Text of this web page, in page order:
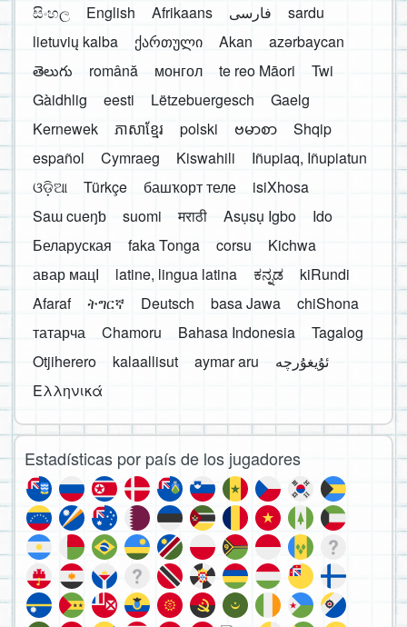
සිංහල
English Afrikaans فارسی
sardu
lietuvių kalba
ქართული Akan
azərbaycan
తెలుగు
română монгол te reo Māori
Twi
Gàidhlig
eesti Lëtzebuergesch
Gaelg
Kernewek
ភាសាខ្មែរ polski ဗမာစာ
Shqip
español
Cymraeg Kiswahili
Iñupiaq, Iñupiatun
ଓଡ଼ିଆ
Türkçe башҡорт теле
isiXhosa
Saɯ cueŋƅ
suomi मराठी Asụsụ Igbo
Ido
Беларуская
faka Tonga corsu
Kichwa
авар мацӀ
latine, lingua latina ಕನ್ನಡ
kiRundi
Afaraf
ትግርኛ Deutsch basa Jawa
chiShona
татарча
Chamoru Bahasa Indonesia
Tagalog
Otjiherero
kalaallisut aymar aru
Ελληνικά
Estadísticas por país de los jugadores